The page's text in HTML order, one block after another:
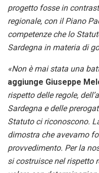
progetto fosse in
regionale, con il Piano
competenze che lo
Sardegna in materia di
«Non è mai stata una
aggiunge Giuseppe
rispetto delle regole,
Sardegna e delle
Statuto ci riconoscono.
dimostra che avevamo
provvedimento. Per la
si costruisce nel rispetto